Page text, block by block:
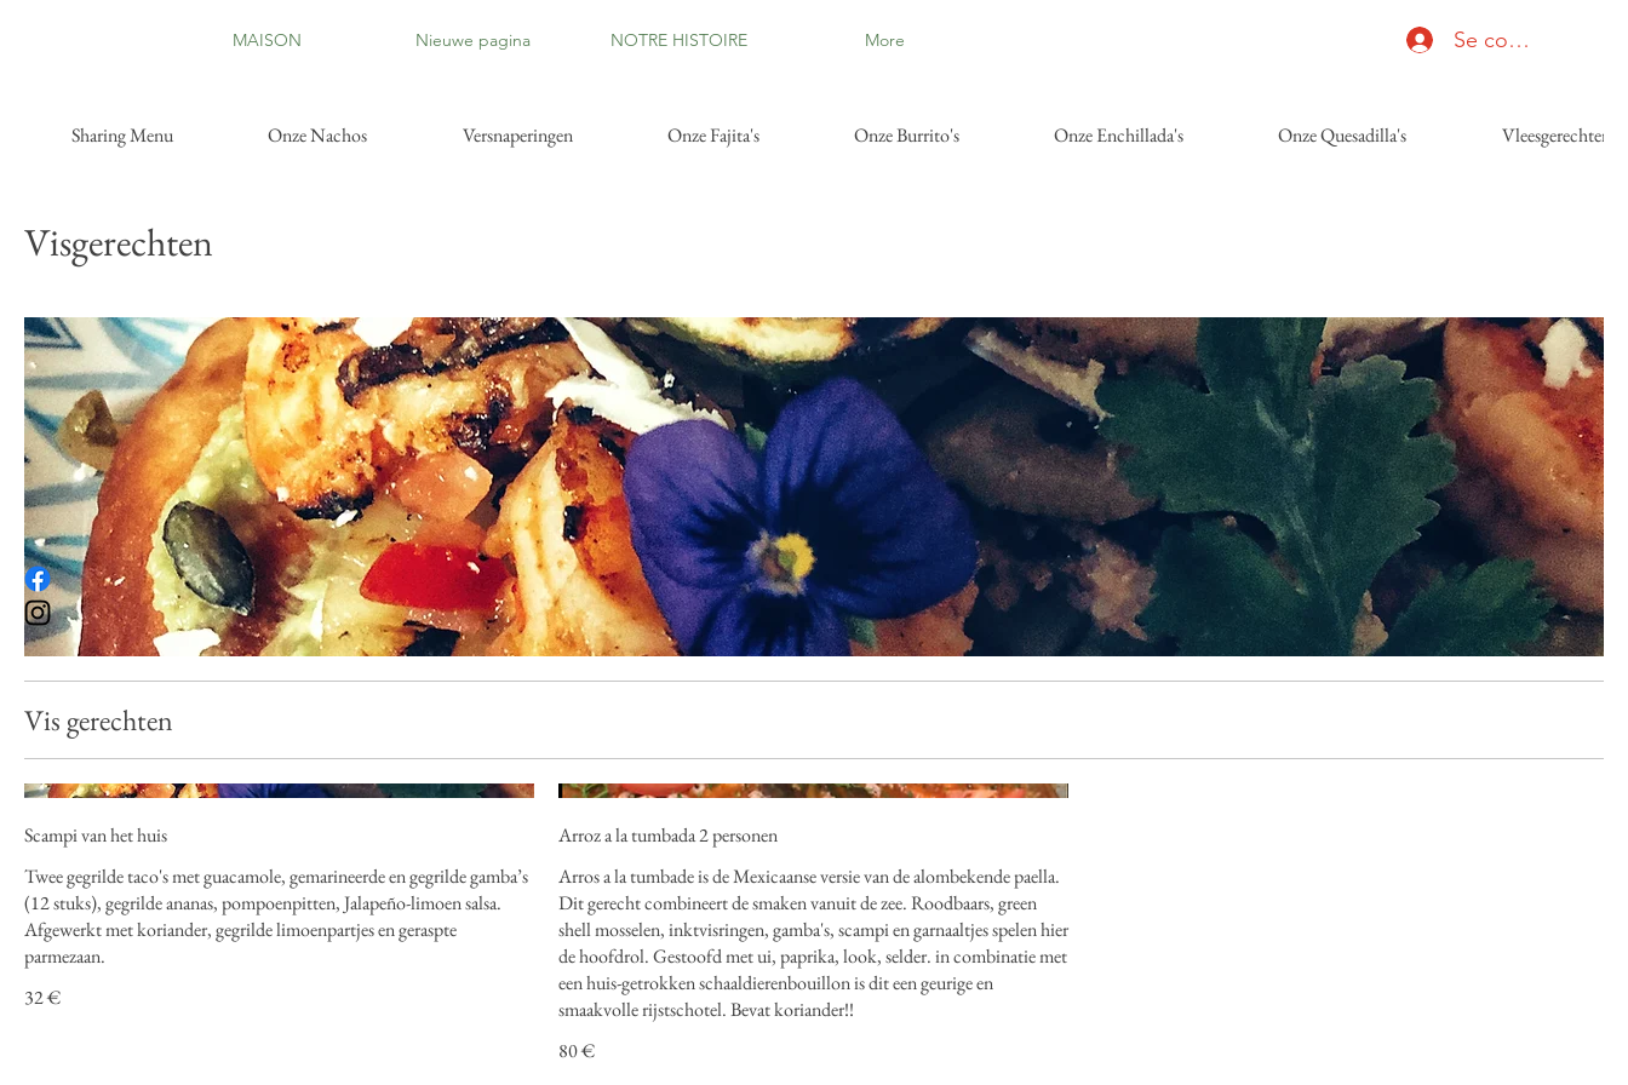
MAISON Nieuwe pagina NOTRE HISTOIRE More Se connecter
Sharing Menu Onze Nachos Versnaperingen Onze Fajita's Onze Burrito's Onze Enchillada's Onze Quesadilla's Vleesgerechten
Visgerechten
Vis gerechten
Scampi van het huis
Twee gegrilde taco's met guacamole, gemarineerde en gegrilde gamba’s
(12 stuks), gegrilde ananas, pompoenpitten, Jalapeño-limoen salsa.
Afgewerkt met koriander, gegrilde limoenpartjes en geraspte
parmezaan.
32 €
Arroz a la tumbada 2 personen
Arros a la tumbade is de Mexicaanse versie van de alombekende paella.
Dit gerecht combineert de smaken vanuit de zee. Roodbaars, green
shell mosselen, inktvisringen, gamba's, scampi en garnaaltjes spelen hier
de hoofdrol. Gestoofd met ui, paprika, look, selder. in combinatie met
een huis-getrokken schaaldierenbouillon is dit een geurige en
smaakvolle rijstschotel. Bevat koriander!!
80 €